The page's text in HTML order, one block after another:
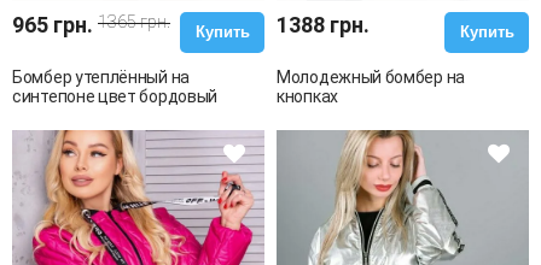
965 грн. 1365 грн.
Купить
Бомбер утеплённый на
синтепоне цвет бордовый
1388 грн. Купить
Молодежный бомбер на
кнопках